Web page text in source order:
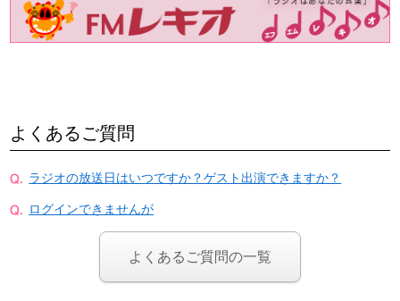
よくあるご質問
ラジオの放送日はいつですか？ゲスト出演できますか？
ログインできませんが
よくあるご質問の一覧